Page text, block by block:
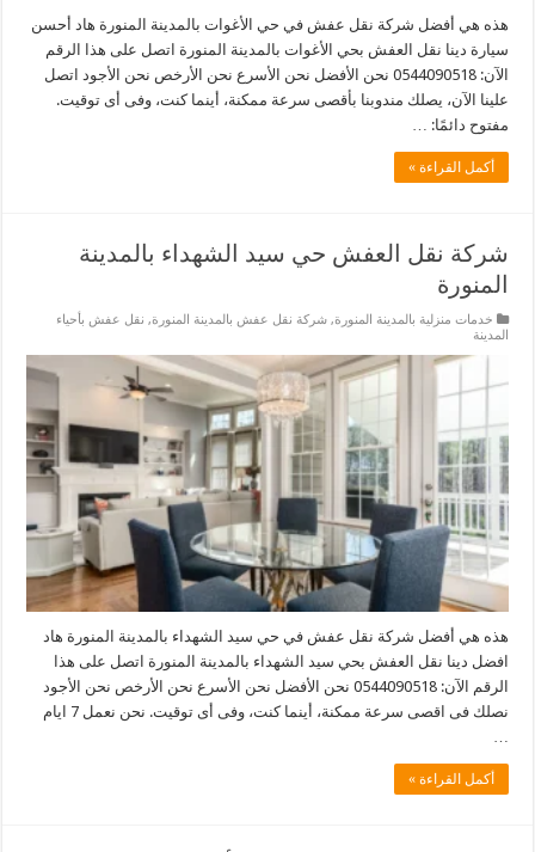
هذه هي أفضل شركة نقل عفش في حي الأغوات بالمدينة المنورة هاد أحسن
سيارة دينا نقل العفش بحي الأغوات بالمدينة المنورة اتصل على هذا الرقم
الآن: 0544090518 نحن الأفضل نحن الأسرع نحن الأرخص نحن الأجود اتصل
علينا الآن، يصلك مندوبنا بأقصى سرعة ممكنة، أينما كنت، وفى أى توقيت.
مفتوح دائمًا: …
أكمل القراءة »
شركة نقل العفش حي سيد الشهداء بالمدينة
المنورة
خدمات منزلية بالمدينة المنورة,شركة نقل عفش بالمدينة المنورة, نقل عفش بأحياء
المدينة
هذه هي أفضل شركة نقل عفش في حي سيد الشهداء بالمدينة المنورة هاد
افضل دينا نقل العفش بحي سيد الشهداء بالمدينة المنورة اتصل على هذا
الرقم الآن: 0544090518 نحن الأفضل نحن الأسرع نحن الأرخص نحن الأجود
نصلك فى اقصى سرعة ممكنة، أينما كنت، وفى أى توقيت. نحن نعمل 7 ايام
…
أكمل القراءة »